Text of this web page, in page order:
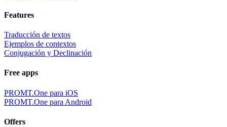
Features
Traducción de textos
Ejemplos de contextos
Conjugación y Declinación
Free apps
PROMT.One para iOS
PROMT.One para Android
Offers